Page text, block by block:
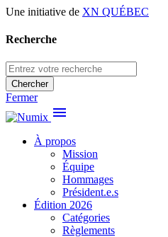
Une initiative de XN QUÉBEC
Recherche
Chercher
Fermer
menu
À propos
Mission
Équipe
Hommages
Président.e.s
Édition 2026
Catégories
Règlements